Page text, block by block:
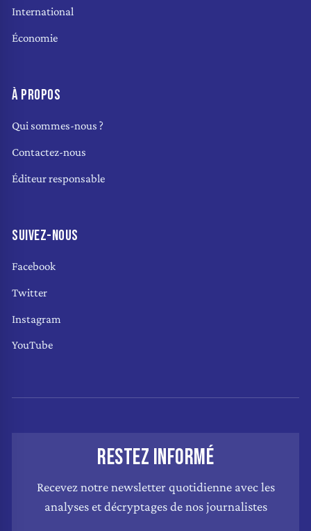
International
Économie
À PROPOS
Qui sommes-nous ?
Contactez-nous
Éditeur responsable
SUIVEZ-NOUS
Facebook
Twitter
Instagram
YouTube
RESTEZ INFORMÉ
Recevez notre newsletter quotidienne avec les
analyses et décryptages de nos journalistes